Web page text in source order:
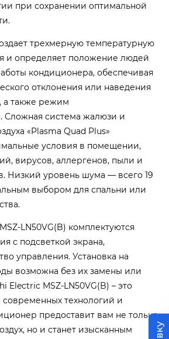
при сохранении оптимальной
трехмерную температурную
и определяет положение людей
кондиционера, обеспечивая
отклонения или наведения
а также режим
Сложная система жалюзи и
«Plasma Quad Plus»
условия в помещении,
вирусов, аллергенов, пыли и
Низкий уровень шума — всего 19
выбором для спальни или
LN50VG(B) комплектуются
с подсветкой экрана,
управления. Установка на
возможна без их замены или
Electric MSZ-LN50VG(B) – это
технологий и
предоставит вам не только
но и станет изысканным